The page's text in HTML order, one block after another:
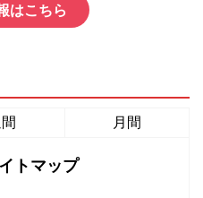
はこちら
月間
トマップ